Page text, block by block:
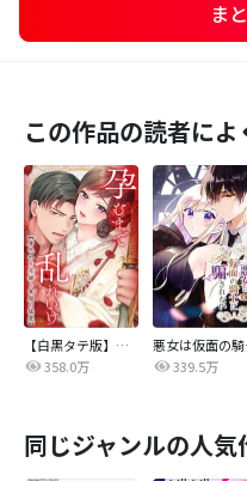
ま
この作品の読者に
【白黒タテ版】孕むまで乱れいけ～身代わり花嫁と軍服の猛愛
358.0万
悪
339.5万
同じジャンルの人気